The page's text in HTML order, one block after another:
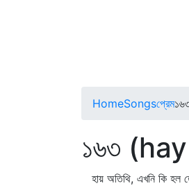
HomeSongsপ্রেম
১৬৩
হায় অতিথি, এখনি কি হল